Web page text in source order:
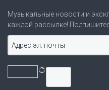
Музыкальные новости и
каждой рассылке!